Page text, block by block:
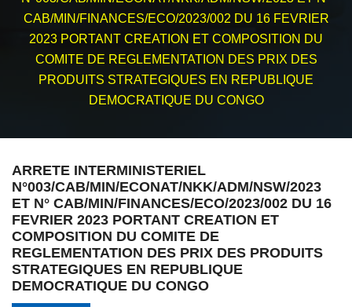
CAB/MIN/FINANCES/ECO/2023/002 DU 16 FEVRIER
2023 PORTANT CREATION ET COMPOSITION DU
COMITE DE REGLEMENTATION DES PRIX DES
PRODUITS STRATEGIQUES EN REPUBLIQUE
DEMOCRATIQUE DU CONGO
ARRETE INTERMINISTERIEL
N°003/CAB/MIN/ECONAT/NKK/ADM/NSW/2023
ET N° CAB/MIN/FINANCES/ECO/2023/002 DU 16
FEVRIER 2023 PORTANT CREATION ET
COMPOSITION DU COMITE DE
REGLEMENTATION DES PRIX DES PRODUITS
STRATEGIQUES EN REPUBLIQUE
DEMOCRATIQUE DU CONGO